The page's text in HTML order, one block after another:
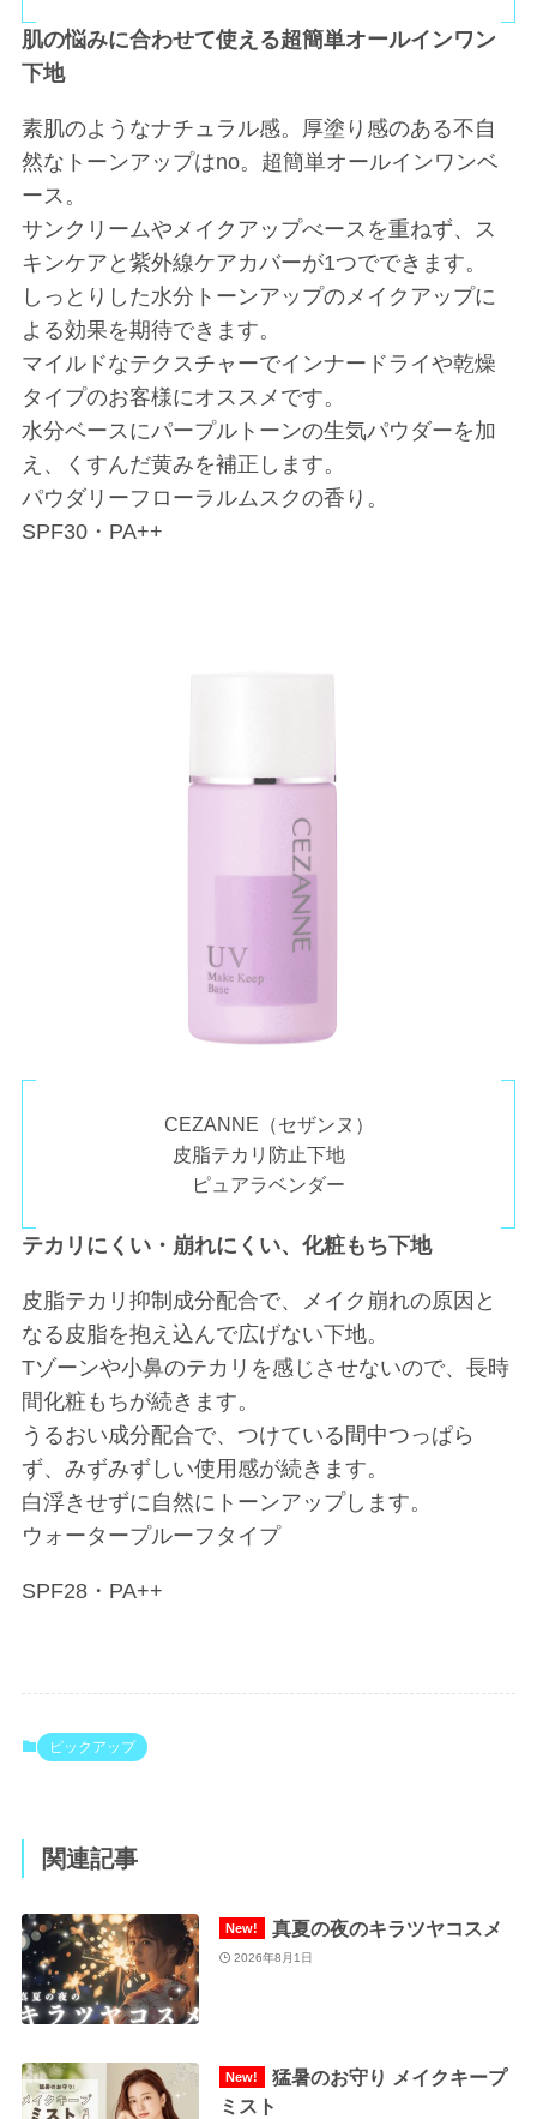
肌の悩みに合わせて使える超簡単オールインワン
下地
素肌のようなナチュラル感。厚塗り感のある不自
然なトーンアップはno。超簡単オールインワンベ
ース。
サンクリームやメイクアップべースを重ねず、ス
キンケアと紫外線ケアカバーが1つでできます。
しっとりした水分トーンアップのメイクアップに
よる効果を期待できます。
マイルドなテクスチャーでインナードライや乾燥
タイプのお客様にオススメです。
水分ベースにパープルトーンの生気パウダーを加
え、くすんだ黄みを補正します。
パウダリーフローラルムスクの香り。
SPF30・PA++
CEZANNE（セザンヌ）
皮脂テカリ防止下地
ピュアラベンダー
テカリにくい・崩れにくい、化粧もち下地
皮脂テカリ抑制成分配合で、メイク崩れの原因と
なる皮脂を抱え込んで広げない下地。
Tゾーンや小鼻のテカリを感じさせないので、長時
間化粧もちが続きます。
うるおい成分配合で、つけている間中つっぱら
ず、みずみずしい使用感が続きます。
白浮きせずに自然にトーンアップします。
ウォータープルーフタイプ
SPF28・PA++
ピックアップ
関連記事
真夏の夜のキラツヤコスメ
2026年8月1日
猛暑のお守り メイクキープ
ミスト